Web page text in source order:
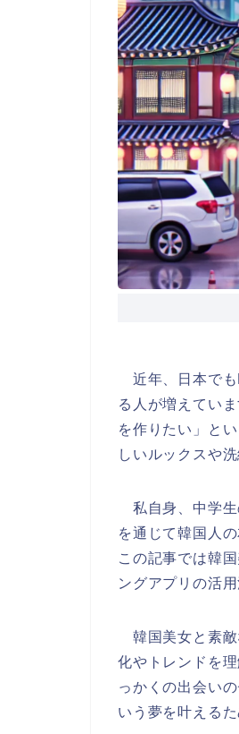
近年、日本でも
る人が増えてい
を作りたい」と
しいルックスや
私自身、中学生
を通じて韓国人
この記事では韓
ングアプリの活
韓国美女と素敵
化やトレンドを
っかくの出会い
いう夢を叶える